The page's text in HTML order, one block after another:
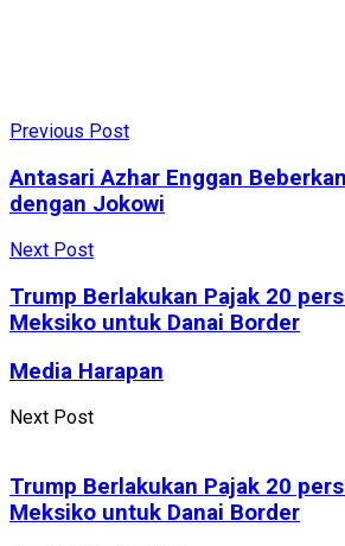
Previous Post
Antasari Azhar Enggan
dengan Jokowi
Next Post
Trump Berlakukan Pajak 20
Meksiko untuk Danai Border
Media Harapan
Next Post
Trump Berlakukan Pajak 20
Meksiko untuk Danai Border